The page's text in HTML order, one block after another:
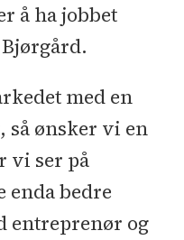
å ha jobbet
med en
ønsker vi en
vi ser på
enda bedre
entreprenør og